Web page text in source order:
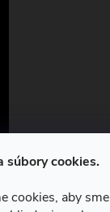
súbory cookies.
cookies, aby sme